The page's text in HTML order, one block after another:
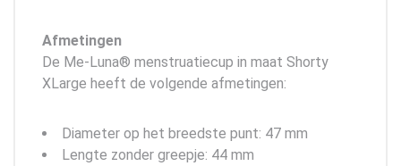
Afmetingen
De Me-Luna® menstruatiecup in maat Shorty
XLarge heeft de volgende afmetingen:
Diameter op het breedste punt: 47 mm
Lengte zonder greepje: 44 mm